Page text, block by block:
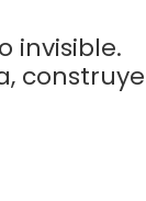
invisible.
construye